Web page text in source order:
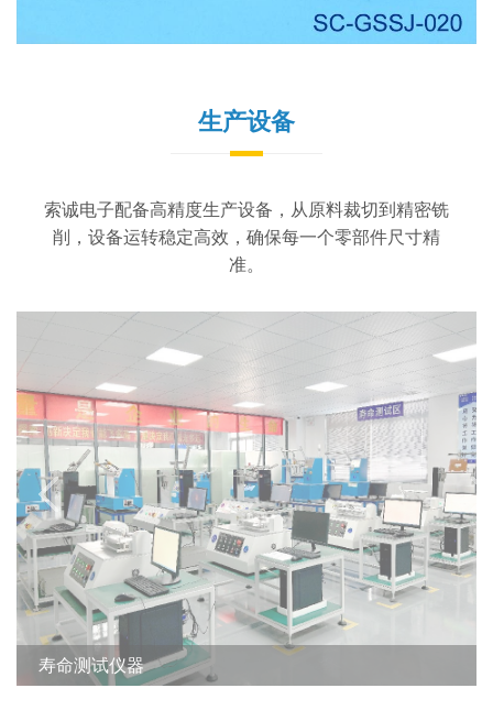
生产设备
索诚电子配备高精度生产设备，从原料裁切到精密铣
削，设备运转稳定高效，确保每一个零部件尺寸精
准。
寿命测试仪器